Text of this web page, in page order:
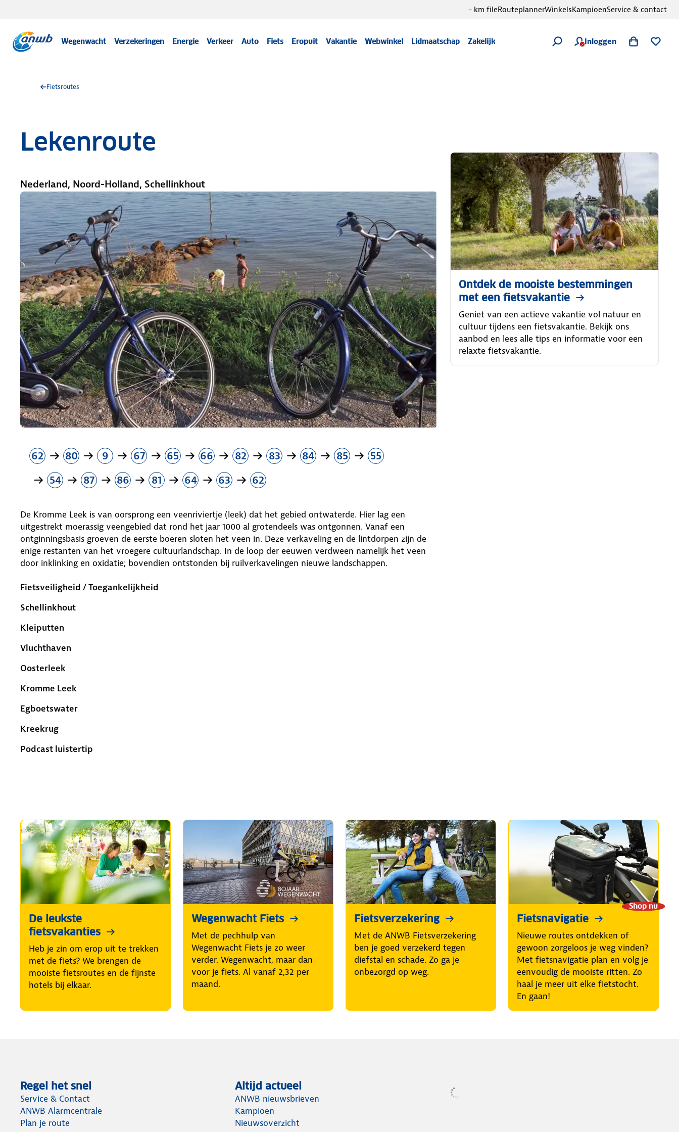
Wegenwacht Verzekeringen Energie Verkeer Auto Fiets Eropuit Vakantie Webwinkel Lidmaatschap Zakelijk Inloggen
- km fileRouteplannerWinkelsKampioenService & contact
Fietsroutes
Lekenroute
Nederland, Noord-Holland, Schellinkhout
62 80 9 67 65 66 82 83 84 85
55
54
87 86 81 64 63 62
De Kromme Leek is van oorsprong een veenriviertje (leek) dat het gebied ontwaterde. Hier lag een
uitgestrekt moerassig veengebied dat rond het jaar 1000 al grotendeels was ontgonnen. Vanaf een
ontginningsbasis groeven de eerste boeren sloten het veen in. Deze verkaveling en de lintdorpen zijn de
enige restanten van het vroegere cultuurlandschap. In de loop der eeuwen verdween namelijk het veen
door inklinking en oxidatie; bovendien ontstonden bij ruilverkavelingen nieuwe landschappen.
Fietsveiligheid / Toegankelijkheid
Schellinkhout
Kleiputten
Vluchtha­ven
Oosterleek
Kromme Leek
Egboetswater
Kreekrug
Podcast luistertip
Ontdek de mooiste bestemmingen
met een fietsvakantie
Geniet van een actieve vakantie vol natuur en
cultuur tijdens een fietsvakantie. Bekijk ons
aanbod en lees alle tips en informatie voor een
relaxte fietsvakantie.
De leukste
fietsvakanties
Heb je zin om erop uit te trekken
met de fiets? We brengen de
mooiste fietsroutes en de fijnste
hotels bij elkaar.
Wegenwacht Fiets
Met de pechhulp van
Wegenwacht Fiets je zo weer
verder. Wegenwacht, maar dan
voor je fiets. Al vanaf 2,32 per
maand.
Fietsverzekering
Met de ANWB Fietsverzekering
ben je goed verzekerd tegen
diefstal en schade. Zo ga je
onbezorgd op weg.
Shop nu
Fietsnavigatie
Nieuwe routes ontdekken of
gewoon zorgeloos je weg vinden?
Met fietsnavigatie plan en volg je
eenvoudig de mooiste ritten. Zo
haal je meer uit elke fietstocht.
En gaan!
Regel het snel
Service & Contact
ANWB Alarmcentrale
Plan je route
Altijd actueel
ANWB nieuwsbrieven
Kampioen
Nieuwsoverzicht